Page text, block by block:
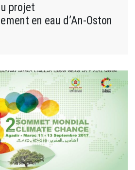
projet
en eau d’An-Oston